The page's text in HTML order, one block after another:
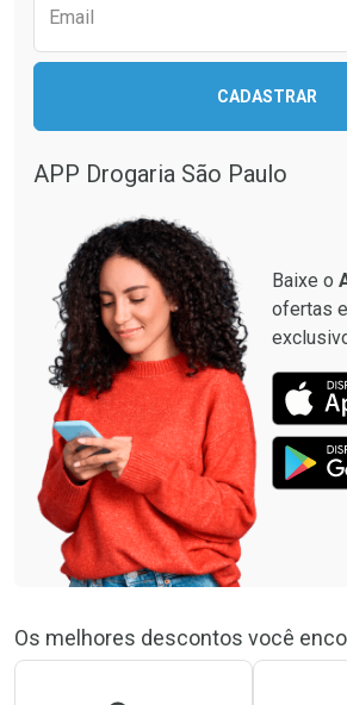
Email
CADASTRAR
APP Drogaria São Paulo
Baixe o
ofertas
Os melhores descontos você